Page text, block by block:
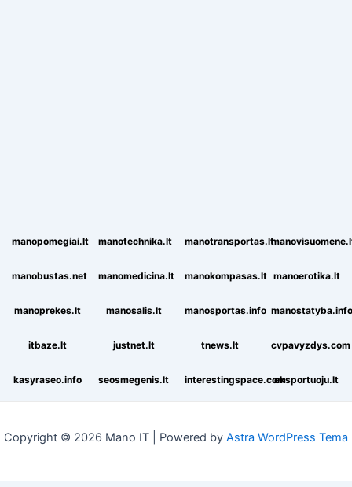
manopomegiai.lt manotechnika.lt manotransportas.lt
manobustas.net manomedicina.lt manokompasas.lt manoerotika.lt
manoprekes.lt manosalis.lt manosportas.info manostatyba.info
itbaze.lt justnet.lt tnews.lt cvpavyzdys.com
kasyraseo.info seosmegenis.lt interestingspace.comeksportuoju.lt
Copyright © 2026 Mano IT | Powered by Astra WordPress Tema